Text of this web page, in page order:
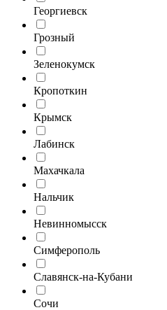
Георгиевск
Грозный
Зеленокумск
Кропоткин
Крымск
Лабинск
Махачкала
Нальчик
Невинномысск
Симферополь
Славянск-на-Кубани
Сочи